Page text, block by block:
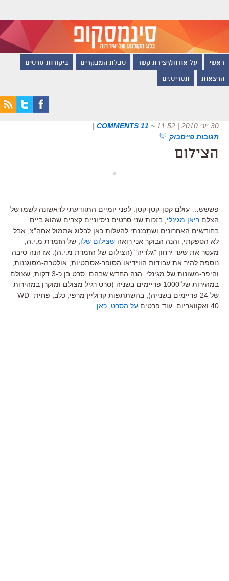
ראשי על אודות/יצירת קשר טבלת המבקרים ביקורות סרטים
הרצאות תסריט.ים
30 יוני 2010 | 11:52 ~
11 COMMENTS
|
תגובות פייסבוק
הצילום
פששש… עולם קטן-קטן-קטן. לפני יומיים התוודעתי לראשונה לשמו של
הצלם ריאן מגינלי , בזכות שני סרטים ניסיוניים קצרים שהוא ביים
בחודשים האחרונים ושתכננתי להעלות כאן לבלוג אתמול אחה"צ, אבל
לא הספקתי, והנה הבוקר אני רואה שצילום שלו , של הזמרת מ.י.ה,
מעטר את שער ירחון "גלריה" (הצילום של הזמרת מ.י.ה). אז הנה סיבה
נוספת להיר את עבודות הווידיאו הסופר-אסתטיות, אולטרה-מסוגננות,
והיפר-משונות של מגינלי. הנה החדש שבהם. סרט בן כ-3 דקות, שצולם
במהירות של 1000 פריימים בשניה (סרט רגיל מצולם ומוקרן במהירות
של 24 פריימים בשנייה), בהשתתפות קרוליין מרפי, כלב, פחית WD-
40 ואקוואריום. עוד פרטים
על הסרט, כאן